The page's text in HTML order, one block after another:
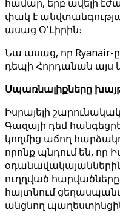
համար, երբ ավելի
փակ է
ասաց Օ'Լիրին։
Նա ասաց, որ Ryanair-
դեպի Հորդանան այս
Սպառնալիքները
Իսրայելի
Գազայի դեմ
կողմից աճող
որոնք պնդում են, որ
ուղղված
հայտնում
անցնող